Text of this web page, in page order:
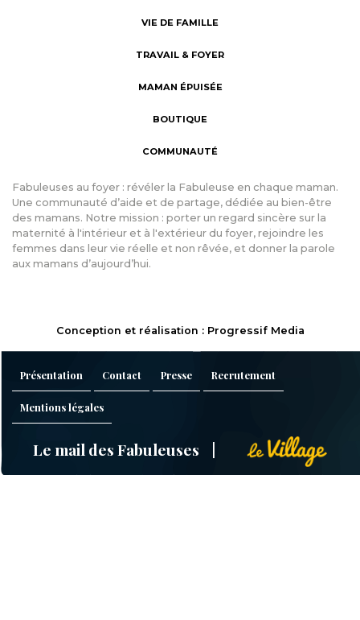
VIE DE FAMILLE
TRAVAIL & FOYER
MAMAN ÉPUISÉE
BOUTIQUE
COMMUNAUTÉ
Fabuleuses au foyer : révéler la Fabuleuse en chaque maman.
Une communauté d’aide et de partage, dédiée au bien-être
des mamans. Notre mission : porter un regard sincère sur la
maternité à l'intérieur et à l'extérieur du foyer, rejoindre les
femmes dans leur vie réelle et non rêvée, et donner la parole
aux mamans d’aujourd’hui.
Conception et réalisation : Progressif Media
Présentation Contact Presse Recrutement
Mentions légales
Le mail des Fabuleuses